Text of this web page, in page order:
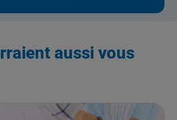
aussi vous